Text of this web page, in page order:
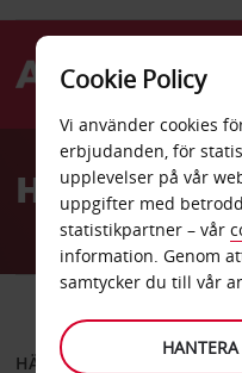
AvisHyrbil
BIL
HÄMTA FRÅN
Cookie Policy
Vi använder cookies
erbjudanden, för
upplevelser på vår
uppgifter med
statistikpartner – vår
information. Genom
samtycker du till vår